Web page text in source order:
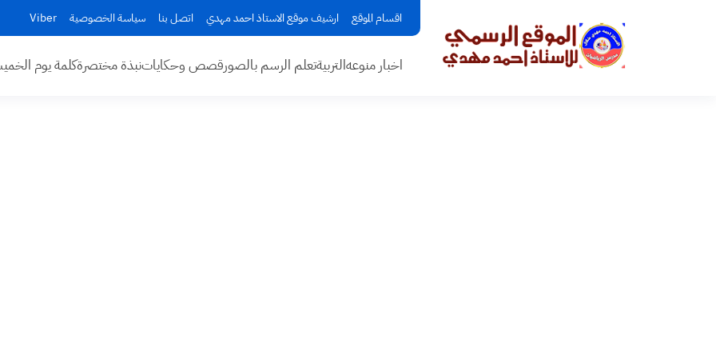
اقسام الموقع ارشيف موقع الاستاذ احمد مهدي اتصل بنا سياسة الخصوصية Viber
اخبار منوعهالتربيةتعلم الرسم بالصورقصص وحكاياتنبذة مختصرةكلمة يوم